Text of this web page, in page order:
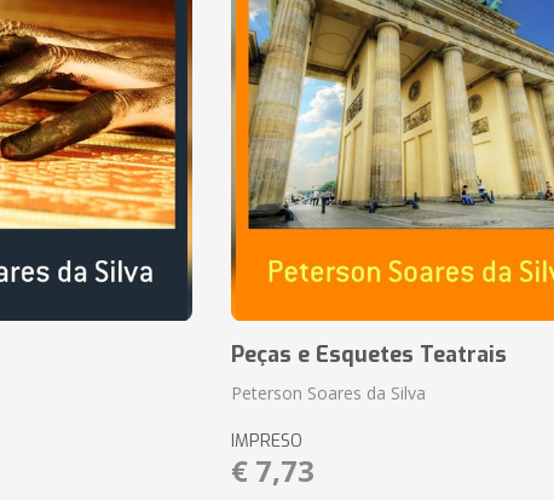
Peças e Esquetes Teatrais
Peterson Soares da Silva
IMPRESO
€ 7,73